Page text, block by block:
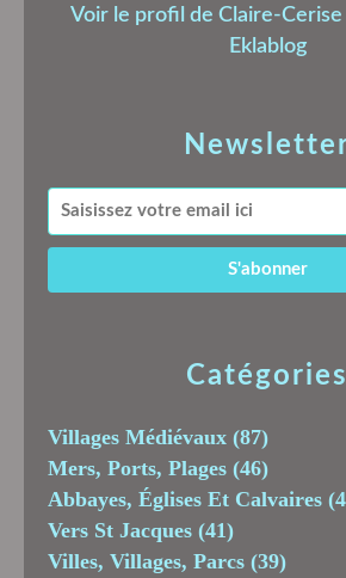
Catégories
Villages Médiévaux (87)
Mers, Ports, Plages (46)
Abbayes, Églises Et Calvaires
Vers St Jacques (41)
Villes, Villages, Parcs (39)
Voir le profil de Claire-Cerise
Eklablog